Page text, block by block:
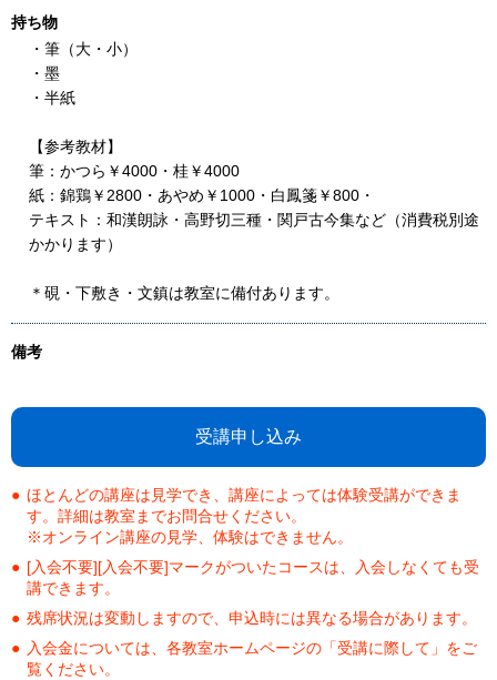
持ち物
・筆（大・小）
・墨
・半紙
【参考教材】
筆：かつら￥4000・桂￥4000
紙：錦鶏￥2800・あやめ￥1000・白鳳箋￥800・
テキスト：和漢朗詠・高野切三種・関戸古今集など（消費税別途
かかります）
＊硯・下敷き・文鎮は教室に備付あります。
備考
受講申し込み
ほとんどの講座は見学でき、講座によっては体験受講ができま
す。詳細は教室までお問合せください。
※オンライン講座の見学、体験はできません。
[入会不要][入会不要]マークがついたコースは、入会しなくても受
講できます。
残席状況は変動しますので、申込時には異なる場合があります。
入会金については、各教室ホームページの「受講に際して」をご
覧ください。